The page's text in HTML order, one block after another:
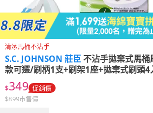
清潔馬桶不沾手
S.C. JOHNSON 莊臣不沾手拋棄式馬
款可選/刷柄1支+刷架1座+拋棄式刷頭
$349 促銷價
$899市售價